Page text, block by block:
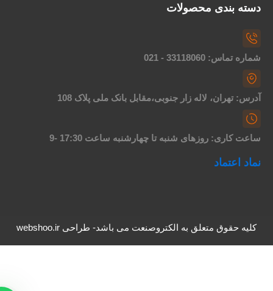
بندی محصولات
تماس: 33118060 - 021
تهران، لاله زار جنوبی،مقابل بانک ملی پلاک 108
کاری: روزهای شنبه تا چهارشنبه ساعت 17:30 -9
اعتماد
کلیه حقوق متعلق به الکتروصنعت می باشد- طراحی webshoo.ir